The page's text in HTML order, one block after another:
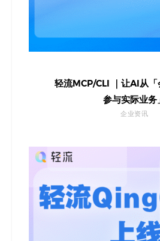
轻流MCP/CLI ｜让AI从
参与实际业务
企业资讯